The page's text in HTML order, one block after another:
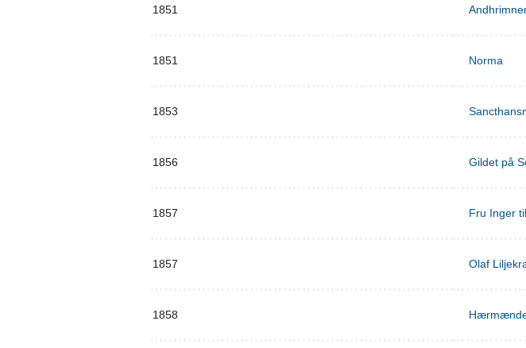
1851
1851 Norma
1853
1856 Gildet på
1857 Fru Inger
1857 Olaf
1858